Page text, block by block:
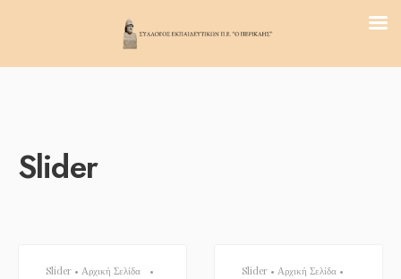
Slider
Slider • Αρχική Σελίδα
•
Slider • Αρχική Σελίδα •